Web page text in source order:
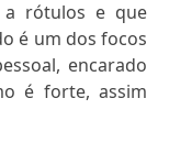
a rótulos e que
é um dos focos
encarado
é forte, assim